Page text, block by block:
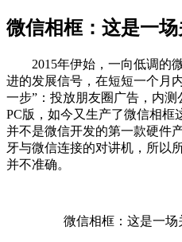
微信相框：这是一
2015年伊始，一向低调的微
进的发展信号，在短短一个月
一步”：投放朋友圈广告，内
PC版，如今又生产了微信相框
并不是微信开发的第一款硬件
牙与微信连接的对讲机，所以
并不准确。
微信相框：这是一场